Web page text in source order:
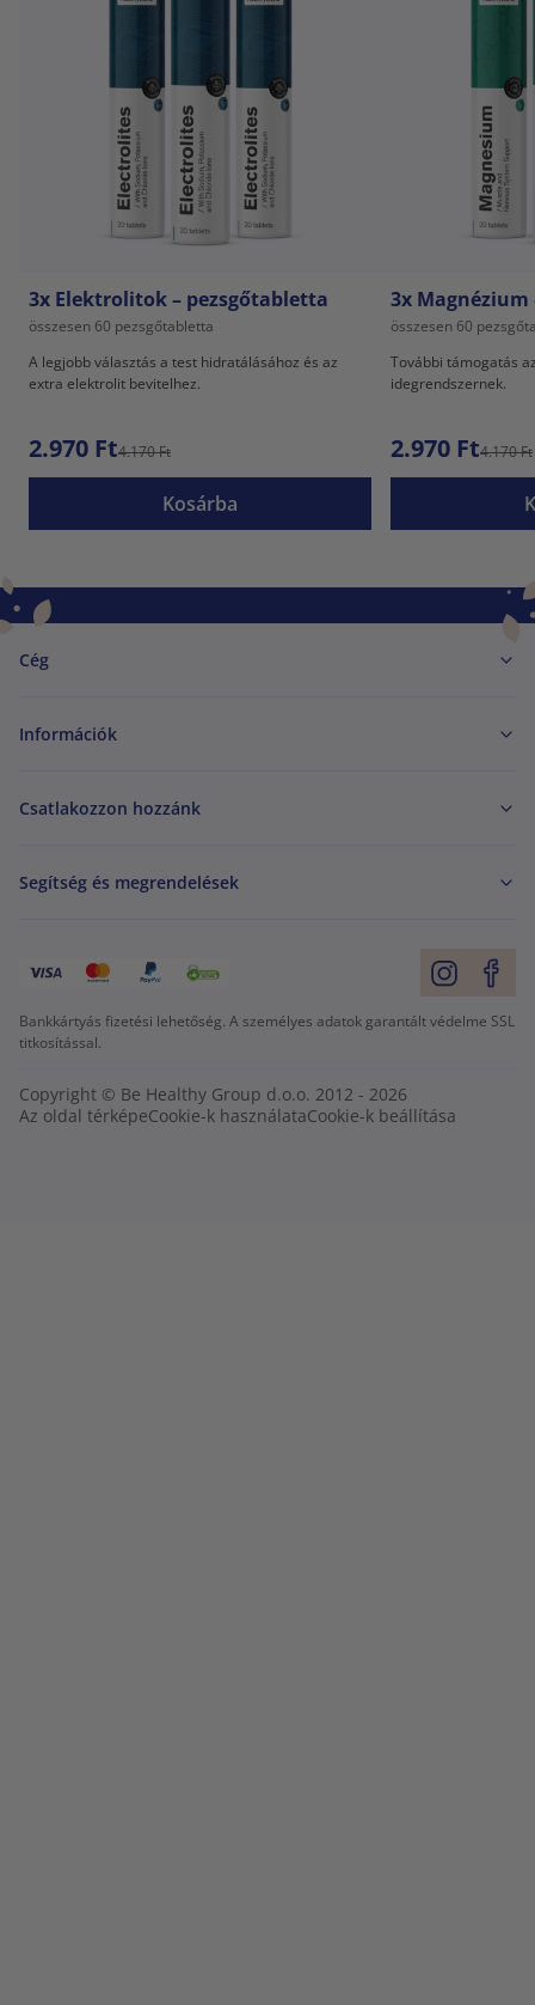
3x Elektrolitok – pezsgőtabletta
összesen 60 pezsgőtabletta
A legjobb választás a test hidratálásához és az
extra elektrolit bevitelhez.
2.970 Ft4.170 Ft
Kosárba
3x
összesen 60
További támogatás
idegrendszernek.
2.970 Ft4.170 Ft
Cég
Információk
Csatlakozzon hozzánk
Segítség és megrendelések
Bankkártyás fizetési lehetőség. A személyes adatok garantált védelme SSL
titkosítással.
Copyright © Be Healthy Group d.o.o. 2012 - 2026
Az oldal térképeCookie-k használataCookie-k beállítása